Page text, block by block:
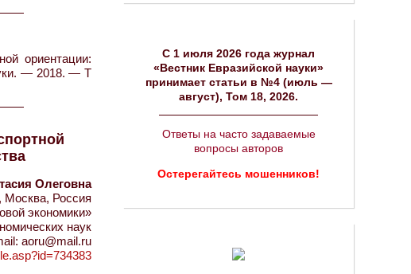
ориентации:
— 2018. — Т
Олеговна
Россия
экономики»
наук
aoru@mail.ru
C 1 июля 2026 года журнал
«Вестник Евразийской науки»
принимает статьи в №4 (июль —
август), Том 18, 2026.
Ответы на часто задаваемые
вопросы авторов
Остерегайтесь мошенников!